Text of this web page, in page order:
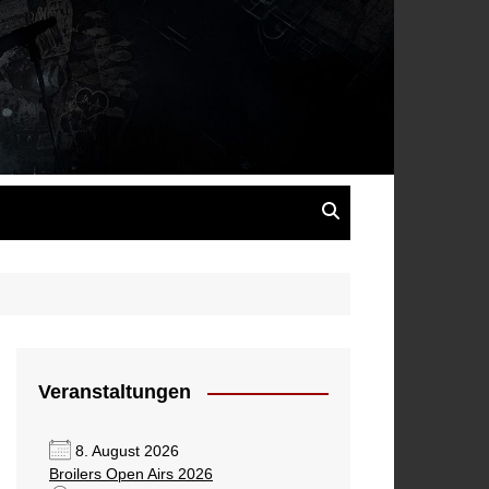
Veranstaltungen
8. August 2026
Broilers Open Airs 2026